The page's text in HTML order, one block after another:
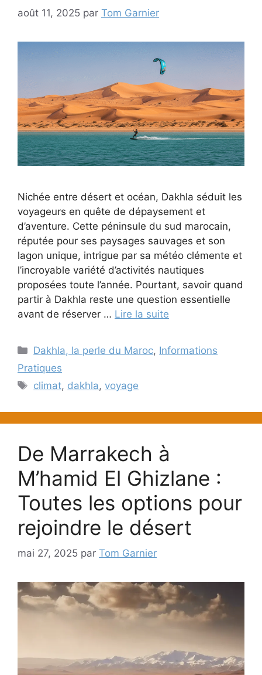
août 11, 2025 par Tom Garnier
Nichée entre désert et océan, Dakhla séduit les
voyageurs en quête de dépaysement et
d’aventure. Cette péninsule du sud marocain,
réputée pour ses paysages sauvages et son
lagon unique, intrigue par sa météo clémente et
l’incroyable variété d’activités nautiques
proposées toute l’année. Pourtant, savoir quand
partir à Dakhla reste une question essentielle
avant de réserver … Lire la suite
Catégories
Dakhla, la perle du Maroc, Informations
Pratiques
Étiquettes
climat, dakhla, voyage
De Marrakech à
M’hamid El Ghizlane :
Toutes les options pour
rejoindre le désert
mai 27, 2025 par Tom Garnier